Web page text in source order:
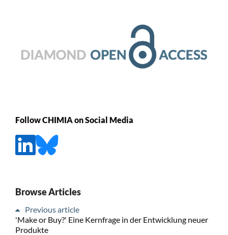
Follow CHIMIA on Social Media
Browse Articles
Previous article
'Make or Buy?' Eine Kernfrage in der Entwicklung neuer
Produkte